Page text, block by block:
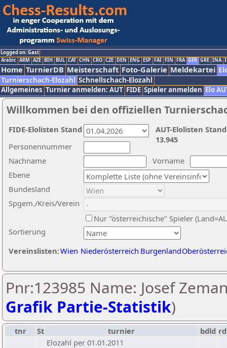
Logged on: Gast
Arabic ARM AZE BIH BUL CAT CHN CRO CZE DEN ENG ESP FAI FIN FRA GER GRE INA
Home TurnierDB Meisterschaft Foto-Galerie Meldekartei
Turnierschach-Elozahl Schnellschach-Elozahl
Allgemeines Turnier anmelden: AUT FIDE Spieler anmelden Elo
Willkommen bei den offiziellen
Nachname
Vorname
Ebene
Sortierung
Personennummer
Bundesland
Spgem./Kreis/Verein
Nur "österreichische" Spieler
Vereinslisten:Wien Niederösterreich Burgenland
AUT-Elolisten
13.945
FIDE-Elolisten Stand
Pnr:123985 Name: Josef
Grafik Partie-Statistik)
tnr St turnier bdld rd
Elozahl per 01.01.2011